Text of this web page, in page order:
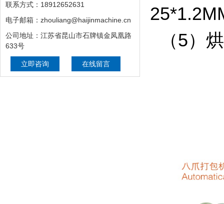
联系方式：18912652631
电子邮箱：zhouliang@haijinmachine.cn
公司地址：江苏省昆山市石牌镇金凤凰路
633号
立即咨询 在线留言
（5）